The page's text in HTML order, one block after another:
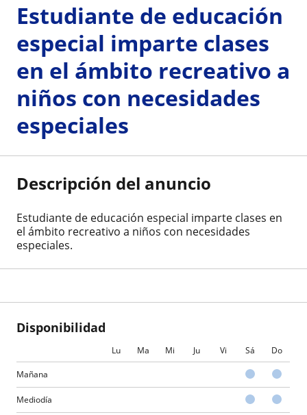
Disponibilidad
Lu Ma Mi Ju Vi Sá Do
Mañana
Mediodía
Estudiante de educación
especial imparte clases
en el ámbito recreativo a
niños con necesidades
especiales
Descripción del anuncio
Estudiante de educación especial imparte clases en
el ámbito recreativo a niños con necesidades
especiales.